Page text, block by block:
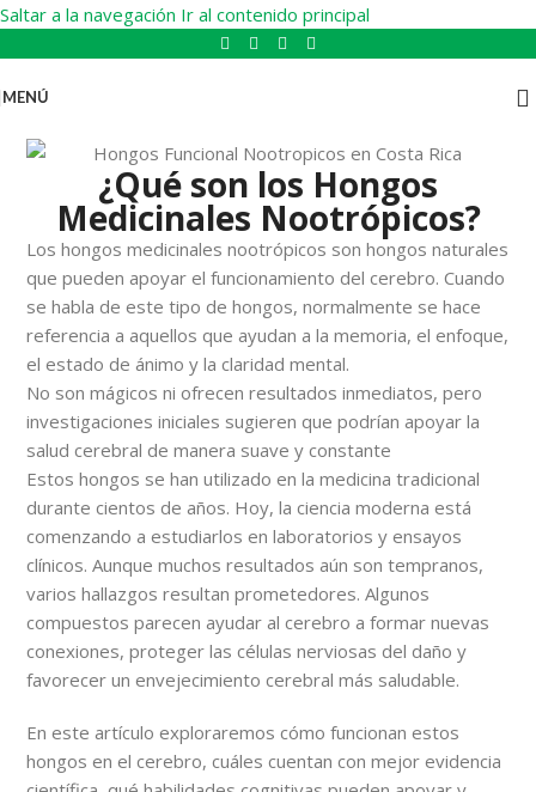
Saltar a la navegación Ir al contenido principal
MENÚ
¿Qué son los Hongos
Medicinales Nootrópicos?
Los hongos medicinales nootrópicos son hongos naturales
que pueden apoyar el funcionamiento del cerebro. Cuando
se habla de este tipo de hongos, normalmente se hace
referencia a aquellos que ayudan a la memoria, el enfoque,
el estado de ánimo y la claridad mental.
No son mágicos ni ofrecen resultados inmediatos, pero
investigaciones iniciales sugieren que podrían apoyar la
salud cerebral de manera suave y constante
Estos hongos se han utilizado en la medicina tradicional
durante cientos de años. Hoy, la ciencia moderna está
comenzando a estudiarlos en laboratorios y ensayos
clínicos. Aunque muchos resultados aún son tempranos,
varios hallazgos resultan prometedores. Algunos
compuestos parecen ayudar al cerebro a formar nuevas
conexiones, proteger las células nerviosas del daño y
favorecer un envejecimiento cerebral más saludable.
En este artículo exploraremos cómo funcionan estos
hongos en el cerebro, cuáles cuentan con mejor evidencia